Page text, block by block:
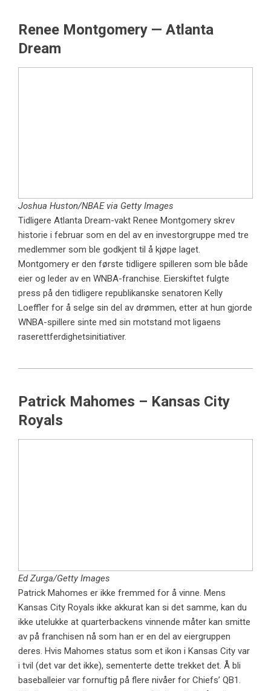
Renee Montgomery — Atlanta
Dream
Joshua Huston/NBAE via Getty Images
Tidligere Atlanta Dream-vakt Renee Montgomery skrev
historie i februar som en del av en investorgruppe med tre
medlemmer som ble godkjent til å kjøpe laget.
Montgomery er den første tidligere spilleren som ble både
eier og leder av en WNBA-franchise. Eierskiftet fulgte
press på den tidligere republikanske senatoren Kelly
Loeffler for å selge sin del av drømmen, etter at hun gjorde
WNBA-spillere sinte med sin motstand mot ligaens
raserettferdighetsinitiativer.
Patrick Mahomes – Kansas City
Royals
Ed Zurga/Getty Images
Patrick Mahomes er ikke fremmed for å vinne. Mens
Kansas City Royals ikke akkurat kan si det samme, kan du
ikke utelukke at quarterbackens vinnende måter kan smitte
av på franchisen nå som han er en del av eiergruppen
deres. Hvis Mahomes status som et ikon i Kansas City var
i tvil (det var det ikke), sementerte dette trekket det. Å bli
baseballeier var fornuftig på flere nivåer for Chiefs’ QB1.